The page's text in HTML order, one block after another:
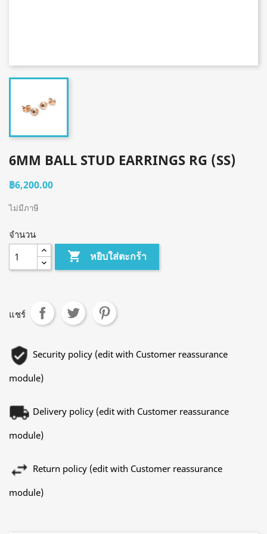
6MM BALL STUD EARRINGS RG (SS)
฿6,200.00
ไม่มีภาษี
จำนวน
 หยิบใส่ตะกร้า
แชร์
Security policy (edit with Customer reassurance
module)
Delivery policy (edit with Customer reassurance
module)
Return policy (edit with Customer reassurance
module)